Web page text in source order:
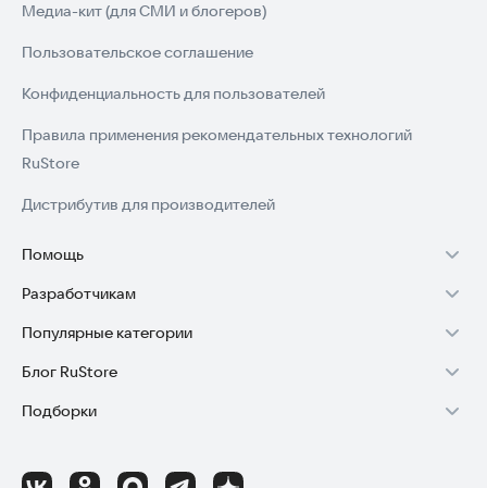
Медиа-кит (для СМИ и блогеров)
Пользовательское соглашение
Конфиденциальность для пользователей
Правила применения рекомендательных технологий
RuStore
Дистрибутив для производителей
Помощь
Установка RuStore на TV
Установка RuStore на телефон
Установка RuStore в машину
Помощь пользователям RuStore
Разработчикам
Зарабатывать с RuStore
Стать разработчиком
Доступ к RuStore Консоль
Популярные категории
Игры для Android
Приложения банков
Блог RuStore
Обзоры игр для Android 2025
Подборки